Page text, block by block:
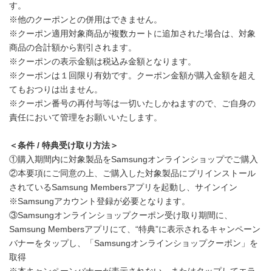
す。
※他のクーポンとの併用はできません。
※クーポン適用対象商品が複数カートに追加された場合は、対象
商品の合計額から割引されます。
※クーポンの表示金額は税込み金額となります。
※クーポンは１回限り有効です。クーポン金額が購入金額を超え
てもおつりは出ません。
※クーポン番号の再付与等は一切いたしかねますので、ご自身の
責任において管理をお願いいたします。
＜条件 / 特典受け取り方法＞
①購入期間内に対象製品をSamsungオンラインショップでご購入
②本要項にご同意の上、ご購入した対象製品にプリインストール
されているSamsung Membersアプリを起動し、サインイン
※Samsungアカウント登録が必要となります。
③Samsungオンラインショップクーポン受け取り期間に、
Samsung Membersアプリにて、“特典”に表示されるキャンペーン
バナーをタップし、「Samsungオンラインショップクーポン」を
取得